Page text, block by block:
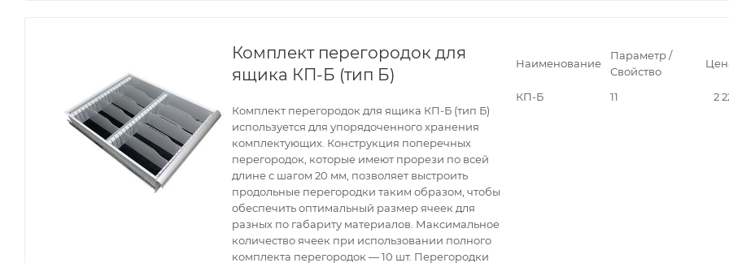
Комплект перегородок для
ящика КП-Б (тип Б)
Комплект перегородок для ящика КП-Б (тип Б)
используется для упорядоченного хранения
комплектующих. Конструкция поперечных
перегородок, которые имеют прорези по всей
длине с шагом 20 мм, позволяет выстроить
продольные перегородки таким образом, чтобы
обеспечить оптимальный размер ячеек для
разных по габариту материалов. Максимальное
количество ячеек при использовании полного
комплекта перегородок — 10 шт. Перегородки
Наименование
Параметр /
Свойство
КП-Б 11 2